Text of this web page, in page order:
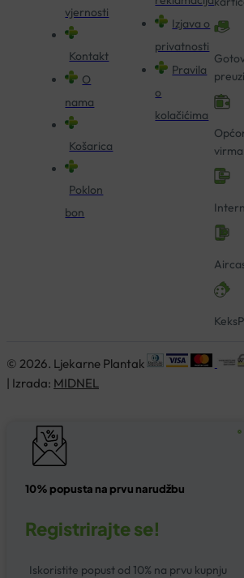
vjernosti
Kontakt
O
nama
Košarica
Poklon
bon
Izjava o
privatnosti
Pravila
o
kolačićima
© 2026. Ljekarne Plantak
| Izrada: MIDNEL
10% popusta na prvu narudžbu
Registrirajte se!
Iskoristite popust od 10% na prvu kupnju